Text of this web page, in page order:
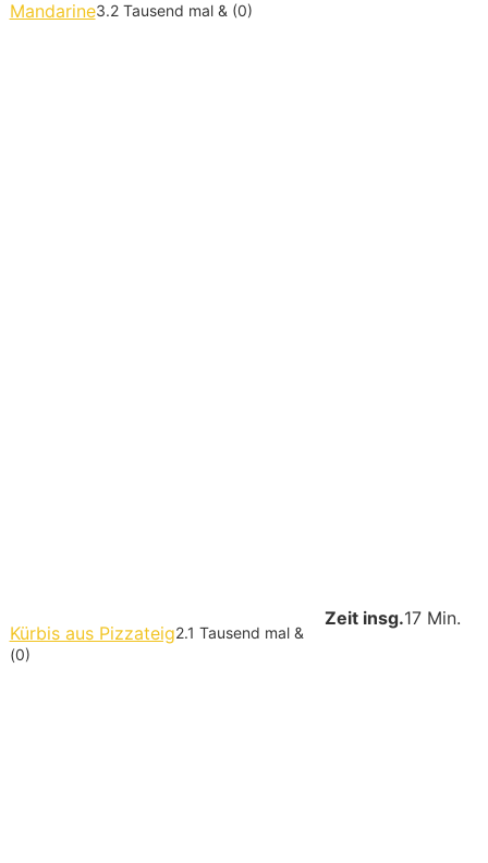
Mandarine3.2 Tausend mal & (0)
Zeit insg.17 Min.
Kürbis aus Pizzateig2.1 Tausend mal &
(0)